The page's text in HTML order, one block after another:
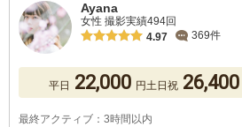
Ayana
女性 撮影実績494回
4.97
369件
平日 22,000 円土日祝 26,400
最終アクティブ：3時間以内